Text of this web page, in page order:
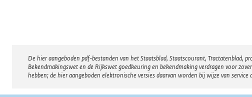
Disclaimer
De hier aangeboden pdf-bestanden van het Staatsblad, Staatscourant, Tractatenblad,
Bekendmakingswet en de Rijkswet goedkeuring en bekendmaking verdragen voor
hebben; de hier aangeboden elektronische versies daarvan worden bij wijze van service